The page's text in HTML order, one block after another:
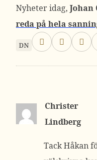
Nyheter idag, Johan
reda på hela
DN
Christer
Lindberg
Tack Håkan